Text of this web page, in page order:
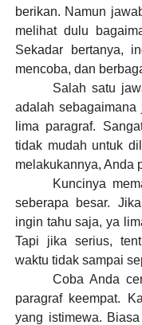
berikan. Namun
melihat dulu
Sekadar bertanya,
mencoba, dan
Salah satu
adalah
lima paragraf.
tidak mudah untuk
melakukannya, Anda
Kuncinya
seberapa besar.
ingin tahu saja, ya
Tapi jika serius,
waktu tidak sampai
Coba Anda
paragraf keempat.
yang istimewa.